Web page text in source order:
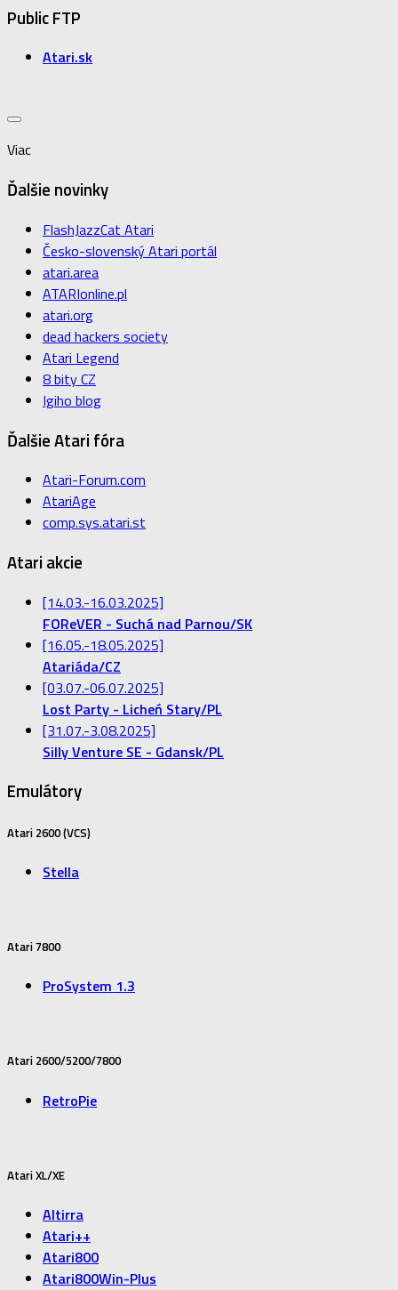
Public FTP
Atari.sk
Viac
Ďalšie novinky
FlashJazzCat Atari
Česko-slovenský Atari portál
atari.area
ATARIonline.pl
atari.org
dead hackers society
Atari Legend
8 bity CZ
Igiho blog
Ďalšie Atari fóra
Atari-Forum.com
AtariAge
comp.sys.atari.st
Atari akcie
[14.03.-16.03.2025]
FOReVER - Suchá nad Parnou/SK
[16.05.-18.05.2025]
Atariáda/CZ
[03.07.-06.07.2025]
Lost Party - Licheń Stary/PL
[31.07.-3.08.2025]
Silly Venture SE - Gdansk/PL
Emulátory
Atari 2600 (VCS)
Stella
Atari 7800
ProSystem 1.3
Atari 2600/5200/7800
RetroPie
Atari XL/XE
Altirra
Atari++
Atari800
Atari800Win-Plus